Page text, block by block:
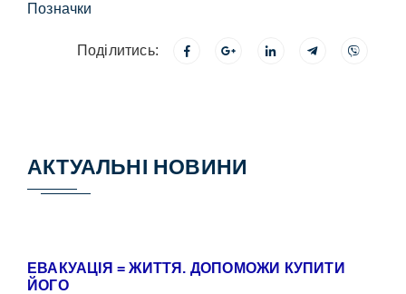
Позначки
Поділитись:
АКТУАЛЬНІ НОВИНИ
ЕВАКУАЦІЯ = ЖИТТЯ. ДОПОМОЖИ КУПИТИ
ЙОГО